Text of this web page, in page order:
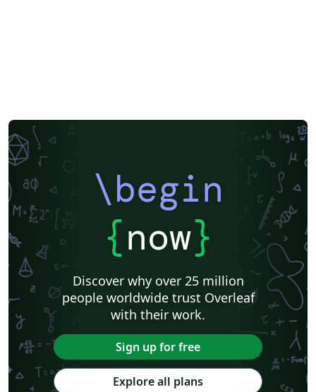
\begin
{now}
Discover why over 25 million
people worldwide trust Overleaf
with their work.
Sign up for free
Explore all plans